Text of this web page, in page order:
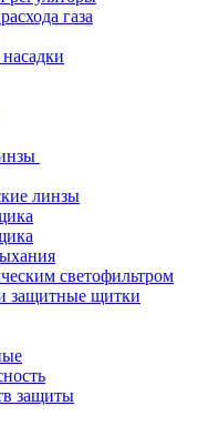
газа
линзы
светофильтром
защитные щитки
защиты